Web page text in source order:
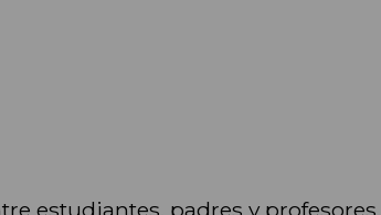
estudiantes, padres y profesores,